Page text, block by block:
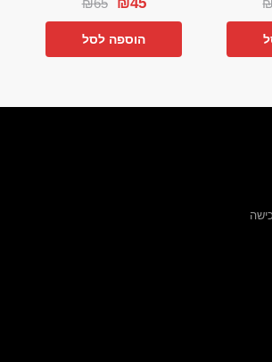
₪65
הוספה לסל